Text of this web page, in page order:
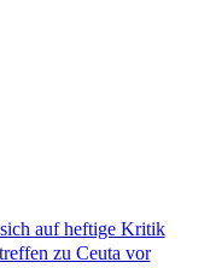
auf heftige Kritik
zu Ceuta vor